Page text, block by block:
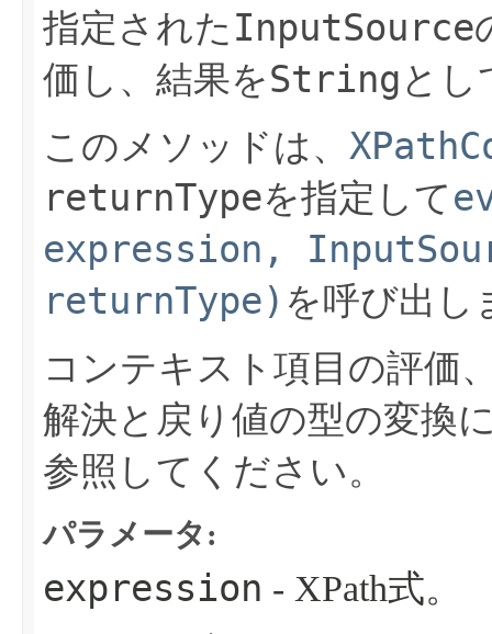
指定された InputSource
価し、結果をString とし
このメソッドは、
returnTypeを指定して
expression,
returnType) を呼び出し
コンテキスト項目の評価
解決と戻り値の型の変換
参照してください。
パラメータ:
expression - XPath式。